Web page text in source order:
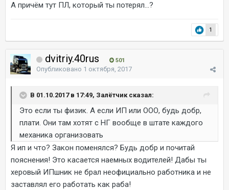
А причём тут ПЛ, который ты потерял...?
1
dvitriy.40rus 501
Опубликовано 1 октября, 2017
В 01.10.2017 в 17:49, Залётчик сказал:
Это если ты физик. А если ИП или ООО, будь добр,
плати. Они там хотят с НГ вообще в штате каждого
механика организовать
Я ип и что? Закон поменялся? Будь добр и почитай
пояснения! Это касается наемных водителей! Дабы ты
херовый ИПшник не брал неофициально работника и не
заставлял его работать как раба!